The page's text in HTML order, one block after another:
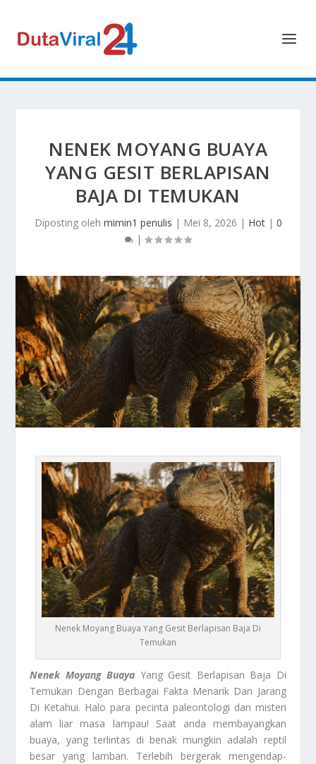
NENEK MOYANG BUAYA
YANG GESIT BERLAPISAN
BAJA DI TEMUKAN
Diposting oleh mimin1 penulis | Mei 8, 2026 | Hot| 0
|
Nenek Moyang Buaya Yang Gesit Berlapisan Baja Di
Temukan
Nenek Moyang Buaya Yang Gesit Berlapisan Baja Di
Temukan Dengan Berbagai Fakta Menarik Dan Jarang
Di Ketahui. Halo para pecinta paleontologi dan misteri
alam liar masa lampau! Saat anda membayangkan
buaya, yang terlintas di benak mungkin adalah reptil
besar yang lamban. Terlebih bergerak mengendap-